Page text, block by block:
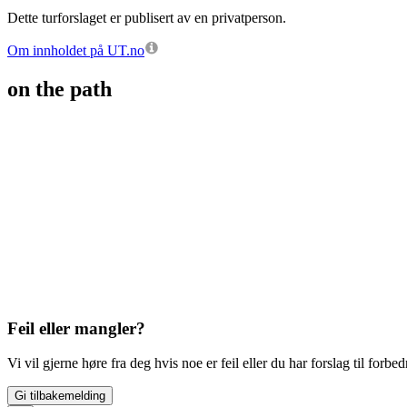
Dette turforslaget er publisert av en privatperson.
Om innholdet på UT.no
on the path
Feil eller mangler?
Vi vil gjerne høre fra deg hvis noe er feil eller du har forslag til
Gi tilbakemelding